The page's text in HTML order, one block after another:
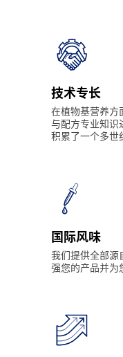
技术专长
在植物基营养方
与配方专业知识
积累了一个多世
国际风味
我们提供全部源
强您的产品并为